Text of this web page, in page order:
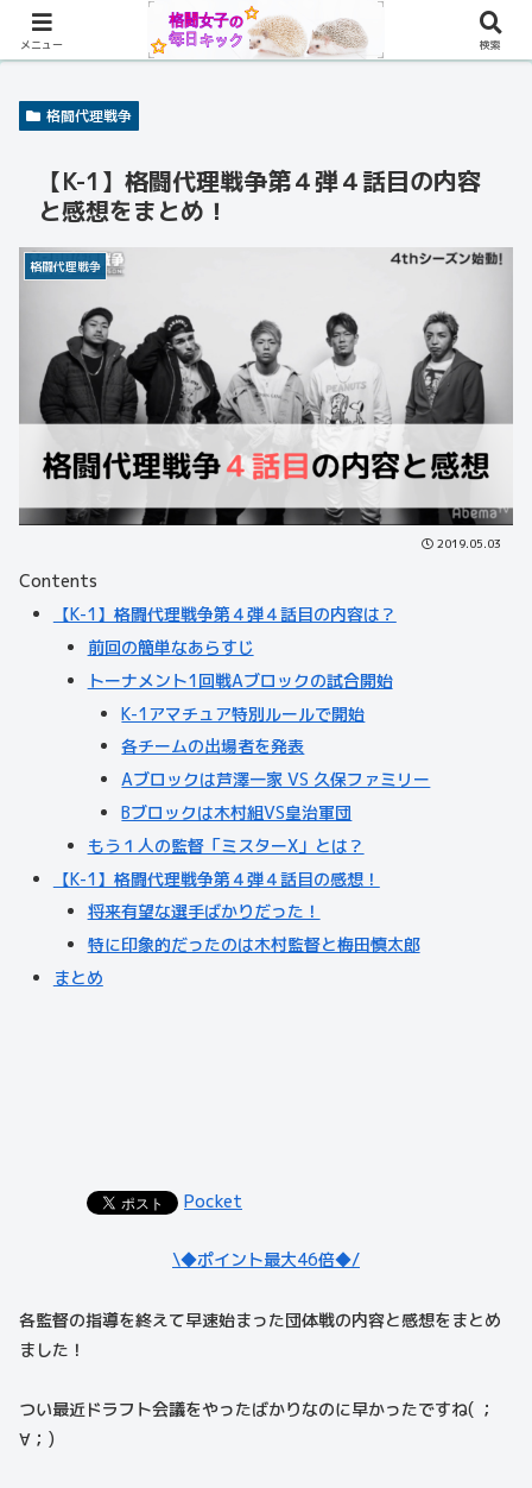
格闘代理戦争
【K-1】格闘代理戦争第４弾４話目の内容
と感想をまとめ！
格闘代理戦争
2019.05.03
Contents
【K-1】格闘代理戦争第４弾４話目の内容は？
前回の簡単なあらすじ
トーナメント1回戦Aブロックの試合開始
K-1アマチュア特別ルールで開始
各チームの出場者を発表
Aブロックは芦澤一家 VS 久保ファミリー
Bブロックは木村組VS皇治軍団
もう１人の監督「ミスターX」とは？
【K-1】格闘代理戦争第４弾４話目の感想！
将来有望な選手ばかりだった！
特に印象的だったのは木村監督と梅田慎太郎
まとめ
Pocket
\◆ポイント最大46倍◆/
各監督の指導を終えて早速始まった団体戦の内容と感想をまとめ
ました！
つい最近ドラフト会議をやったばかりなのに早かったですね( ；
∀；)
メニュー 検索